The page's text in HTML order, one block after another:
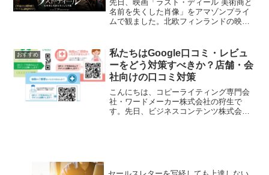
先日、映画「ラスト・ディール 美術商と
名前を失くした肖像」をアマゾンプライ
ムで観ました。北欧フィンランドの映画
商」に関する映画となっています。結構
珍しいテーマかもしれない...
おすすめ
私たちはGoogle口コミ・レビュ
ーをどう対策すべきか？店舗・会
社向けの口コミ対策
こんにちは、コピーライティング専門会
社・ワードメーカー株式会社の狩生で
す。先日、ビジネスコンテンツ株式会社